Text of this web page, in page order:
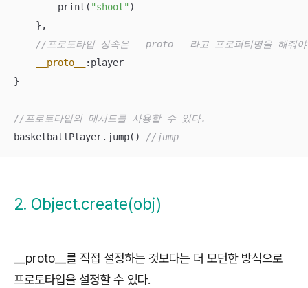
        print(
"shoot" )
    },
//프로토타입 상속은 __proto__ 라고 프로퍼티명을 해줘
__proto__
:player
}
//프로토타입의 메서드를 사용할 수 있다.
basketballPlayer.jump()
//jump
2. Object.create(obj)
__proto__를 직접 설정하는 것보다는 더 모던한 방식으로
프로토타입을 설정할 수 있다.